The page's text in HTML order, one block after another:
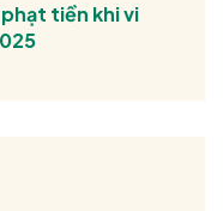
tiền khi vi